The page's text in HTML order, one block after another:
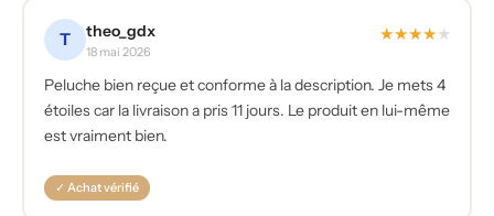
T theo_gdx
18 mai 2026
★★★★★
Peluche bien reçue et conforme à la description. Je mets 4
étoiles car la livraison a pris 11 jours. Le produit en lui-même
est vraiment bien.
✓ Achat vérifié